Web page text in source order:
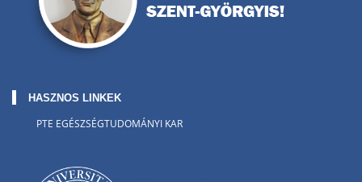
HASZNOS LINKEK
PTE EGÉSZSÉGTUDOMÁNYI KAR